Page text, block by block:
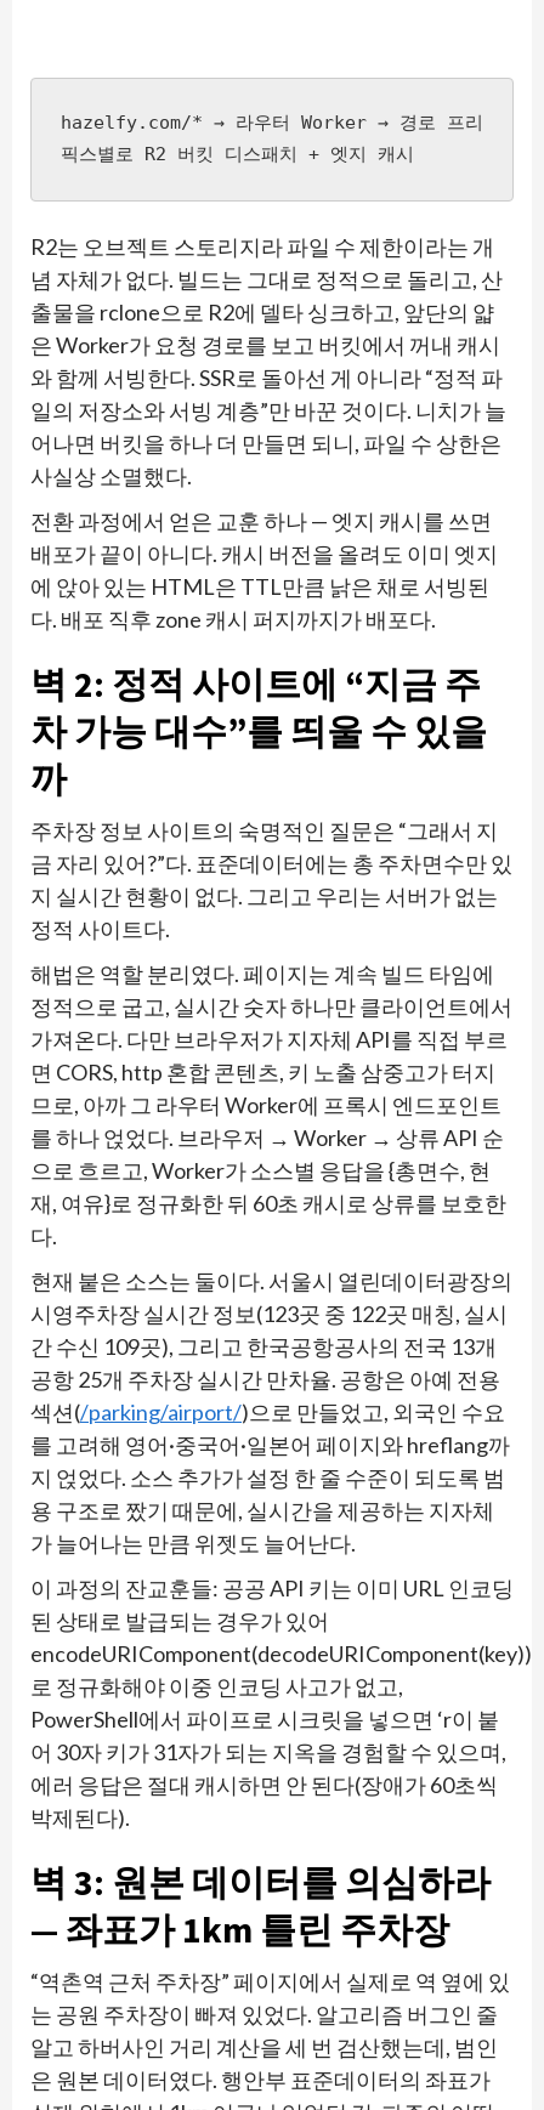
hazelfy.com/* → 라우터 Worker → 경로 프리
픽스별로 R2 버킷 디스패치 + 엣지 캐시
R2는 오브젝트 스토리지라 파일 수 제한이라는 개
념 자체가 없다. 빌드는 그대로 정적으로 돌리고, 산
출물을 rclone으로 R2에 델타 싱크하고, 앞단의 얇
은 Worker가 요청 경로를 보고 버킷에서 꺼내 캐시
와 함께 서빙한다. SSR로 돌아선 게 아니라 “정적 파
일의 저장소와 서빙 계층”만 바꾼 것이다. 니치가 늘
어나면 버킷을 하나 더 만들면 되니, 파일 수 상한은
사실상 소멸했다.
전환 과정에서 얻은 교훈 하나 — 엣지 캐시를 쓰면
배포가 끝이 아니다. 캐시 버전을 올려도 이미 엣지
에 앉아 있는 HTML은 TTL만큼 낡은 채로 서빙된
다. 배포 직후 zone 캐시 퍼지까지가 배포다.
벽 2: 정적 사이트에 “지금 주
차 가능 대수”를 띄울 수 있을
까
주차장 정보 사이트의 숙명적인 질문은 “그래서 지
금 자리 있어?”다. 표준데이터에는 총 주차면수만 있
지 실시간 현황이 없다. 그리고 우리는 서버가 없는
정적 사이트다.
해법은 역할 분리였다. 페이지는 계속 빌드 타임에
정적으로 굽고, 실시간 숫자 하나만 클라이언트에서
가져온다. 다만 브라우저가 지자체 API를 직접 부르
면 CORS, http 혼합 콘텐츠, 키 노출 삼중고가 터지
므로, 아까 그 라우터 Worker에 프록시 엔드포인트
를 하나 얹었다. 브라우저 → Worker → 상류 API 순
으로 흐르고, Worker가 소스별 응답을 {총면수, 현
재, 여유}로 정규화한 뒤 60초 캐시로 상류를 보호한
다.
현재 붙은 소스는 둘이다. 서울시 열린데이터광장의
시영주차장 실시간 정보(123곳 중 122곳 매칭, 실시
간 수신 109곳), 그리고 한국공항공사의 전국 13개
공항 25개 주차장 실시간 만차율. 공항은 아예 전용
섹션(/parking/airport/)으로 만들었고, 외국인 수요
를 고려해 영어·중국어·일본어 페이지와 hreflang까
지 얹었다. 소스 추가가 설정 한 줄 수준이 되도록 범
용 구조로 짰기 때문에, 실시간을 제공하는 지자체
가 늘어나는 만큼 위젯도 늘어난다.
이 과정의 잔교훈들: 공공 API 키는 이미 URL 인코딩
된 상태로 발급되는 경우가 있어
encodeURIComponent(decodeURIComponent(key))
로 정규화해야 이중 인코딩 사고가 없고,
PowerShell에서 파이프로 시크릿을 넣으면 ‘r이 붙
어 30자 키가 31자가 되는 지옥을 경험할 수 있으며,
에러 응답은 절대 캐시하면 안 된다(장애가 60초씩
박제된다).
벽 3: 원본 데이터를 의심하라
— 좌표가 1km 틀린 주차장
“역촌역 근처 주차장” 페이지에서 실제로 역 옆에 있
는 공원 주차장이 빠져 있었다. 알고리즘 버그인 줄
알고 하버사인 거리 계산을 세 번 검산했는데, 범인
은 원본 데이터였다. 행안부 표준데이터의 좌표가